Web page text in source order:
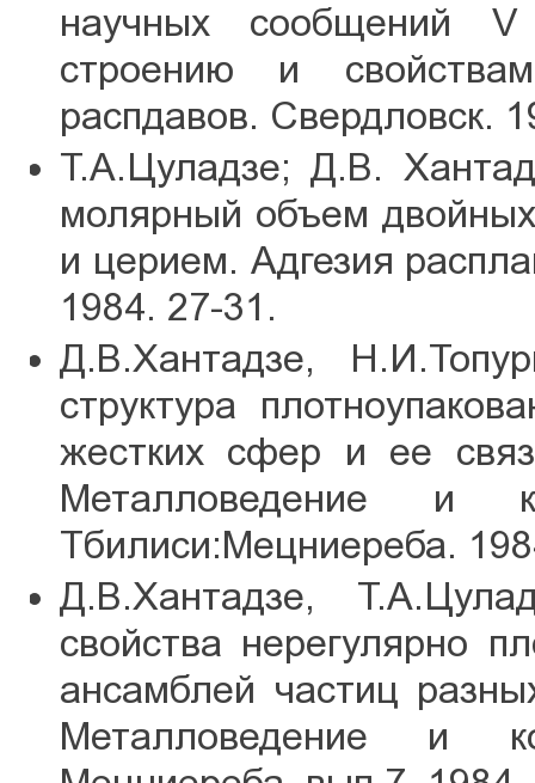
научных сообщений
строению и
распдавов. Свердловск.
Т.А.Цуладзе; Д.В.
молярный объем
и церием. Адгезия
1984. 27-31.
Д.В.Хантадзе,
структура
жестких сфер и ее
Металловедение и
Тбилиси:Мецниереба.
Д.В.Хантадзе,
свойства нерегулярно
ансамблей частиц
Металловедение и